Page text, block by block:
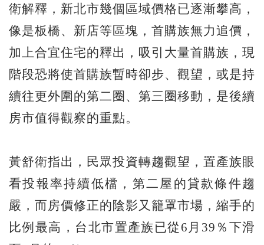
衛解釋，新北市幾個區域價格已逐漸攀高，
像是板橋、新店等區塊，首購族無力追價，
加上合宜住宅的釋出，吸引大量首購族，現
階段恐將使首購族暫時卻步、觀望，或是持
續往更外圍的第二圈、第三圈移動，是後續
房市值得觀察的重點。
黃舒衛指出，民眾投資轉趨觀望，置產族眼
看投報率持續低檔，第二屋的貸款條件趨
嚴，而房價修正的陰影又籠罩市場，縮手的
比例最高，台北市置產族已從6月39％下滑